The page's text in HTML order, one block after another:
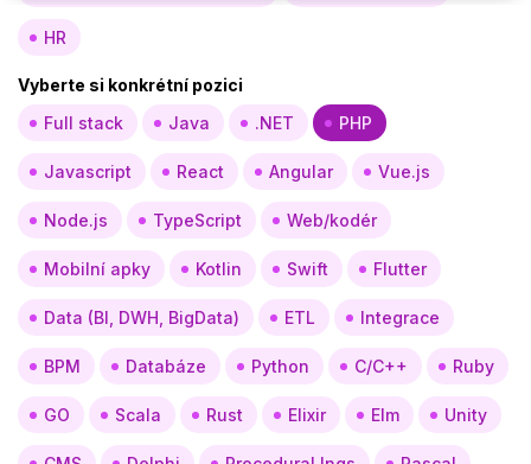
HR
Vyberte si konkrétní pozici
Full stack
Java .NET PHP
Javascript React Angular Vue.js
Node.js TypeScript Web/kodér
Mobilní apky Kotlin Swift Flutter
Data (BI, DWH, BigData) ETL Integrace
BPM Databáze Python C/C++ Ruby
GO Scala Rust Elixir Elm Unity